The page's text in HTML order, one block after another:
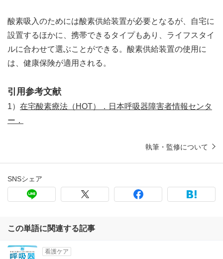
酸素吸入のためには酸素供給装置が必要となるが、自宅に
設置するほかに、携帯できるタイプもあり、ライフスタイ
ルに合わせて選ぶことができる。酸素供給装置の使用に
は、健康保険が適用される。
引用参考文献
1） 在宅酸素療法（HOT）．日本呼吸器障害者情報センタ
ー．
執筆・監修について
SNSシェア
この単語に関連する記事
看護ケア